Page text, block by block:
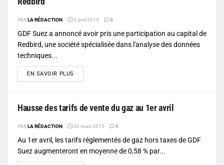
PARLA RÉDACTION 3 avril 2015 0
GDF Suez a annoncé avoir pris une participation au capital de
Redbird, une société spécialisée dans l'analyse des données
techniques...
EN SAVOIR PLUS
Hausse des tarifs de vente du gaz au 1er avril
PARLA RÉDACTION 30 mars 2015 0
Au 1er avril, les tarifs réglementés de gaz hors taxes de GDF
Suez augmenteront en moyenne de 0,58 % par...